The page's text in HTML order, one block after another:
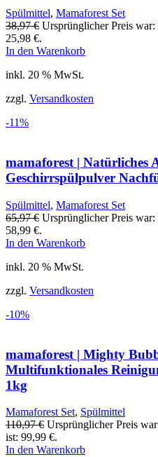
Spülmittel, Mamaforest Set
38,97€ Ursprünglicher Preis war:
25,98 €.
In den Warenkorb
inkl. 20 % MwSt.
zzgl. Versandkosten
-11%
mamaforest | Natürliches
Geschirrspülpulver
Spülmittel, Mamaforest Set
65,97€ Ursprünglicher Preis war:
58,99 €.
In den Warenkorb
inkl. 20 % MwSt.
zzgl. Versandkosten
-10%
mamaforest | Mighty
Multifunktionales
1kg
Mamaforest Set, Spülmittel
110,97€ Ursprünglicher Preis
ist: 99,99 €.
In den Warenkorb